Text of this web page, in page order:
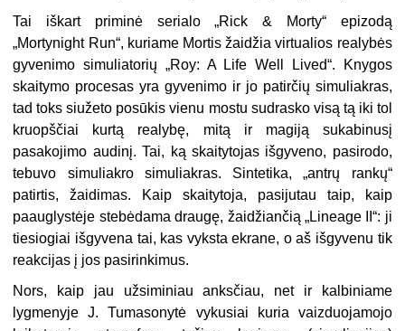
Tai iškart priminė serialo „Rick & Morty“ epizodą
„Mortynight Run“, kuriame Mortis žaidžia virtualios realybės
gyvenimo simuliatorių „Roy: A Life Well Lived“. Knygos
skaitymo procesas yra gyvenimo ir jo patirčių simuliakras,
tad toks siužeto posūkis vienu mostu sudrasko visą tą iki tol
kruopščiai kurtą realybę, mitą ir magiją sukabinusį
pasakojimo audinį. Tai, ką skaitytojas išgyveno, pasirodo,
tebuvo simuliakro simuliakras. Sintetika, „antrų rankų“
patirtis, žaidimas. Kaip skaitytoja, pasijutau taip, kaip
paauglystėje stebėdama draugę, žaidžiančią „Lineage II“: ji
tiesiogiai išgyvena tai, kas vyksta ekrane, o aš išgyvenu tik
reakcijas į jos pasirinkimus.
Nors, kaip jau užsiminiau anksčiau, net ir kalbiniame
lygmenyje J. Tumasonytė vykusiai kuria vaizduojamojo